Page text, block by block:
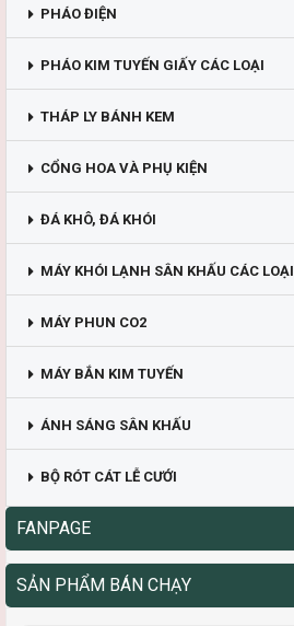
PHÁO ĐIỆN
PHÁO KIM TUYẾN GIẤY CÁC LOẠI
THÁP LY BÁNH KEM
CỔNG HOA VÀ PHỤ KIỆN
ĐÁ KHÔ, ĐÁ KHÓI
MÁY KHÓI LẠNH SÂN KHẤU CÁC LOẠI
MÁY PHUN CO2
MÁY BẮN KIM TUYẾN
ÁNH SÁNG SÂN KHẤU
BỘ RÓT CÁT LỄ CƯỚI
FANPAGE
SẢN PHẨM BÁN CHẠY